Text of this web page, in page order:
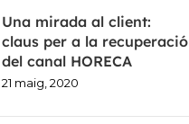
Una mirada al client:
claus per a la recuperació
del canal HORECA
21 maig, 2020